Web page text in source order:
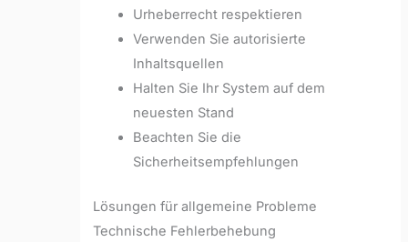
Urheberrecht respektieren
Verwenden Sie autorisierte
Inhaltsquellen
Halten Sie Ihr System auf dem
neuesten Stand
Beachten Sie die
Sicherheitsempfehlungen
Lösungen für allgemeine Probleme
Technische Fehlerbehebung